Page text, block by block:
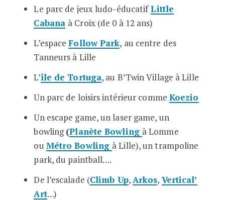
Le parc de jeux ludo-éducatif Little
Cabana à Croix (de 0 à 12 ans)
L’espaceFollow Park, au centre des
Tanneurs à Lille
L’île de Tortuga, au B’Twin Village à Lille
Un parc de loisirs intérieur comme Koezio
Un escape game, un laser game, un
bowling(Planète Bowling à Lomme
ou Métro Bowling à Lille), un trampoline
park, du paintball….
De l’escalade (Climb Up,Arkos, Vertical’
Art…)